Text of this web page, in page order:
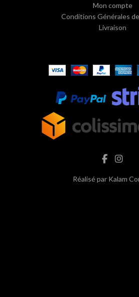
Mon compte
Conditions Générales
Livraison
Réalisé par Kalam